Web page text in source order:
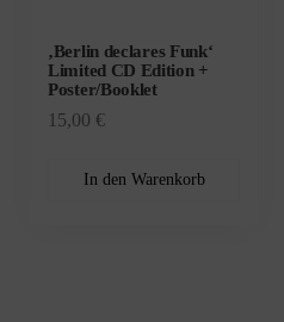
‚Berlin declares Funk‘
Limited CD Edition +
Poster/Booklet
15,00 €
In den Warenkorb